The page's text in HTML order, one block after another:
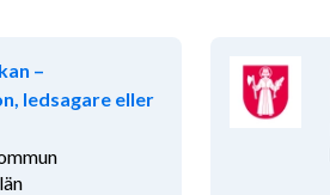
–
ledsagare eller